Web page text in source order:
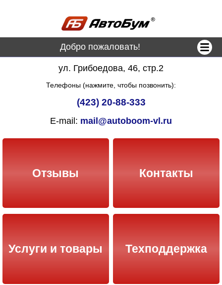
Добро пожаловать!
ул. Грибоедова, 46, стр.2
Телефоны (нажмите, чтобы позвонить):
(423) 20-88-333
E-mail: mail@autoboom-vl.ru
Отзывы Контакты
Услуги и товары Техподдержка